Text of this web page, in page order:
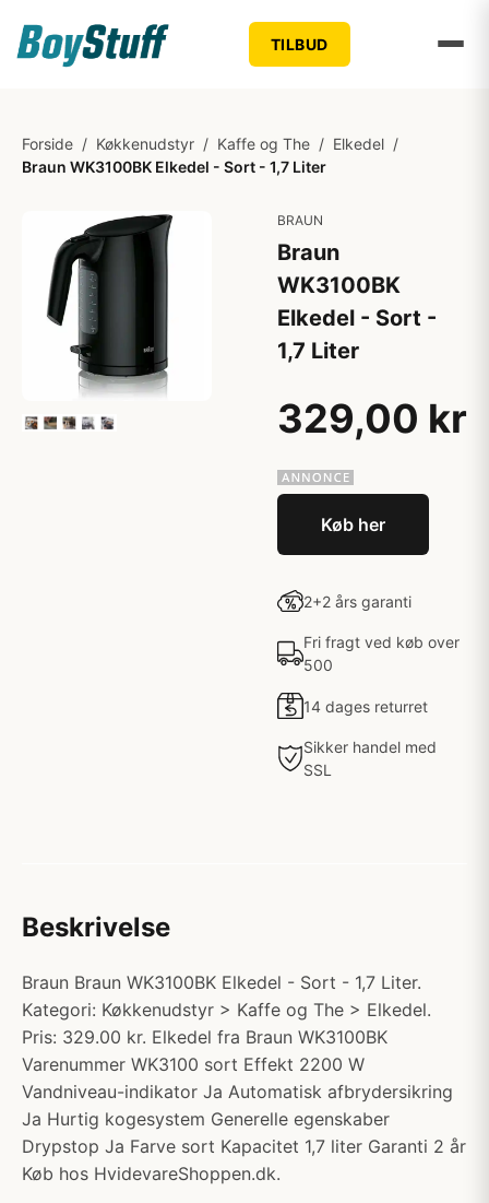
TILBUD
Forside / Køkkenudstyr / Kaffe og The / Elkedel /
Braun WK3100BK Elkedel - Sort - 1,7 Liter
BRAUN
Braun
WK3100BK
Elkedel - Sort -
1,7 Liter
329,00 kr
Køb her
2+2 års garanti
Fri fragt ved køb over
500
14 dages returret
Sikker handel med
SSL
Beskrivelse
Braun Braun WK3100BK Elkedel - Sort - 1,7 Liter.
Kategori: Køkkenudstyr > Kaffe og The > Elkedel.
Pris: 329.00 kr. Elkedel fra Braun WK3100BK
Varenummer WK3100 sort Effekt 2200 W
Vandniveau-indikator Ja Automatisk afbrydersikring
Ja Hurtig kogesystem Generelle egenskaber
Drypstop Ja Farve sort Kapacitet 1,7 liter Garanti 2 år
Køb hos HvidevareShoppen.dk.